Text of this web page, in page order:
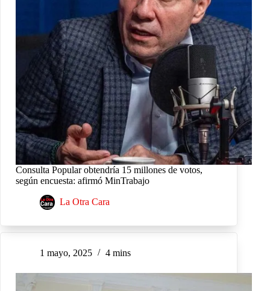
Consulta Popular obtendría 15 millones de votos,
según encuesta: afirmó MinTrabajo
La Otra Cara
1 mayo, 2025 4 mins